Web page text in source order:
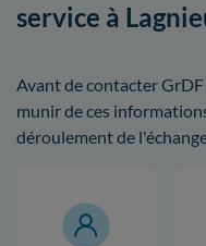
service à
Avant de contacter
munir de ces
déroulement de